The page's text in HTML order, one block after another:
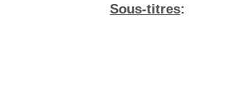
Sous-titres: